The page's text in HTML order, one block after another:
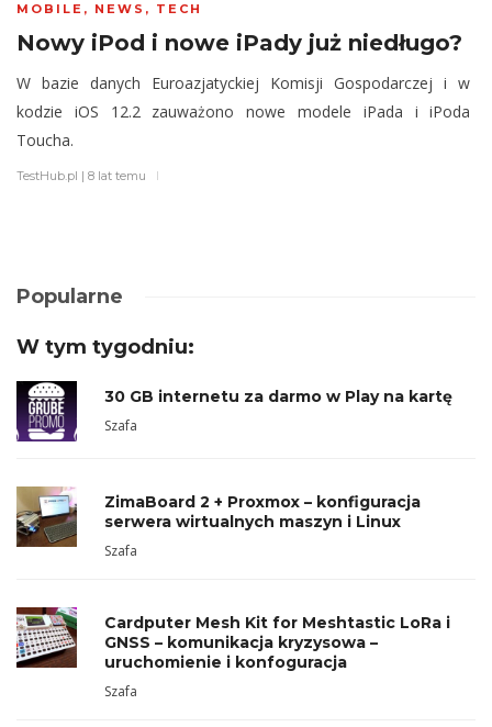
MOBILE , NEWS , TECH
Nowy iPod i nowe iPady już niedługo?
W bazie danych Euroazjatyckiej Komisji Gospodarczej i w
kodzie iOS 12.2 zauważono nowe modele iPada i iPoda
Toucha.
TestHub.pl | 8 lat temu
Popularne
W tym tygodniu:
30 GB internetu za darmo w Play na kartę
Szafa
ZimaBoard 2 + Proxmox – konfiguracja
serwera wirtualnych maszyn i Linux
Szafa
Cardputer Mesh Kit for Meshtastic LoRa i
GNSS – komunikacja kryzysowa –
uruchomienie i konfoguracja
Szafa